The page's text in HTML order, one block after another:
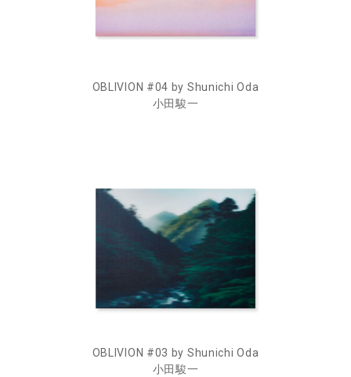
OBLIVION #04 by Shunichi Oda
小田駿一
OBLIVION #03 by Shunichi Oda
小田駿一